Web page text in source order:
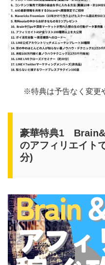
※特典は予告なく変更
豪華特典1
のアフィリエイト
分)